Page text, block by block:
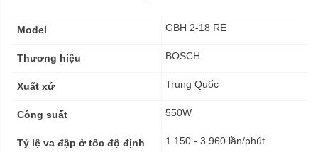
kỹ
Model GBH 2-18 RE
Thương hiệu BOSCH
Xuất xứ Trung Quốc
Công suất 550W
Tỷ lệ va đập ở tốc độ định
1.150 - 3.960 lần/phút